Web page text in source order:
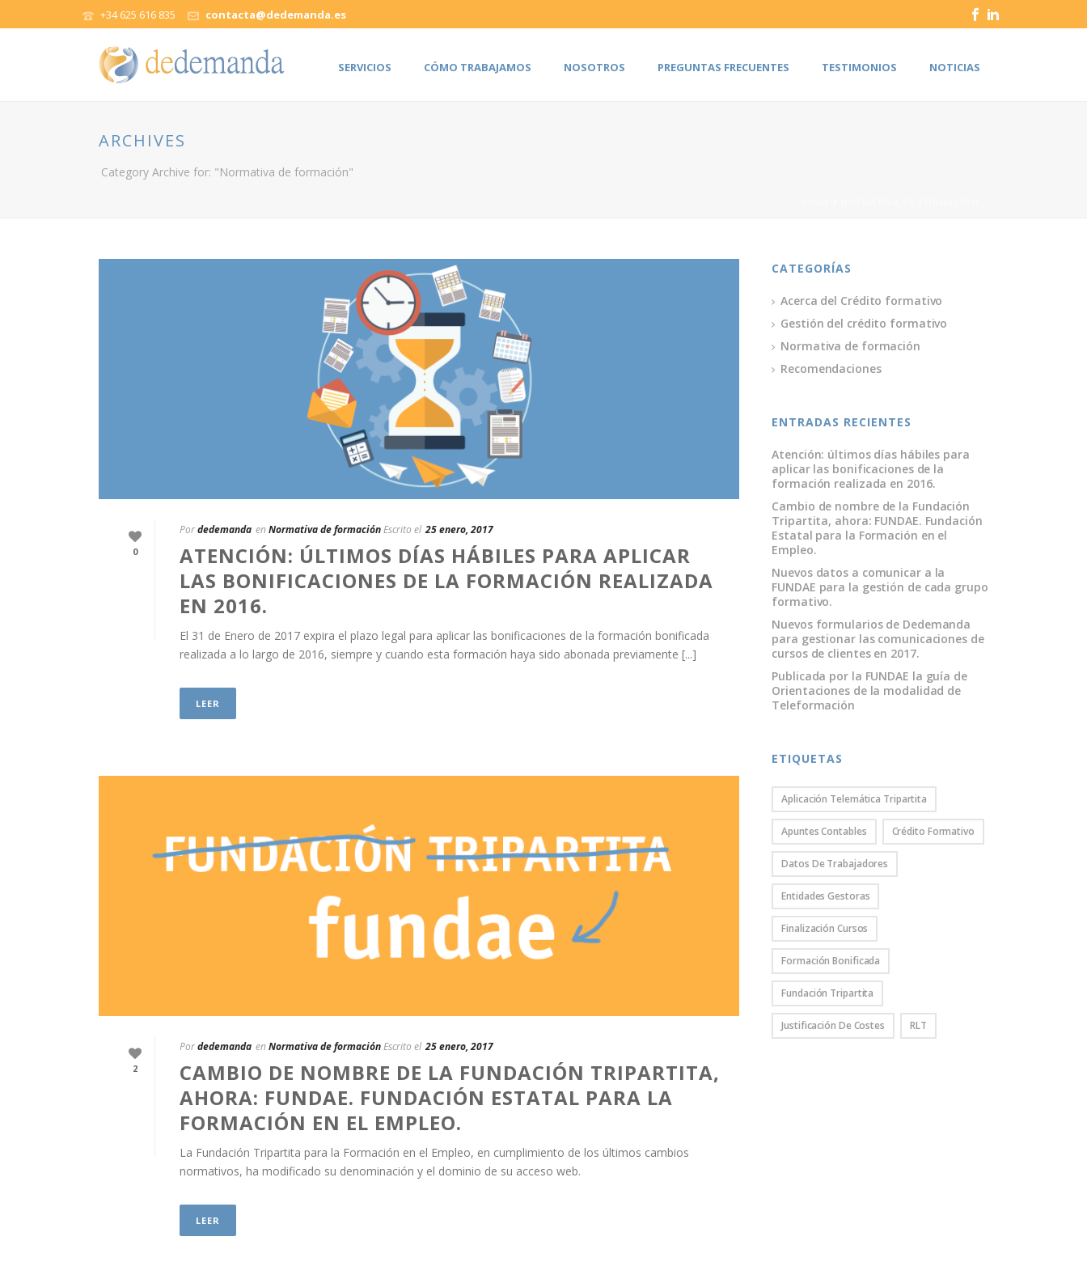
+34 625 616 835 contacta@dedemanda.es
SERVICIOS CÓMO TRABAJAMOS NOSOTROS PREGUNTAS FRECUENTES TESTIMONIOS NOTICIAS
ARCHIVES
Category Archive for: "Normativa de formación"
0
Pordedemanda en Normativa de formaciónEscrito el 25 enero, 2017
ATENCIÓN: ÚLTIMOS DÍAS HÁBILES PARA APLICAR
LAS BONIFICACIONES DE LA FORMACIÓN REALIZADA
EN 2016.
El 31 de Enero de 2017 expira el plazo legal para aplicar las bonificaciones de la formación bonificada
realizada a lo largo de 2016, siempre y cuando esta formación haya sido abonada previamente [...]
LEER
2
Pordedemanda en Normativa de formaciónEscrito el 25 enero, 2017
CAMBIO DE NOMBRE DE LA FUNDACIÓN TRIPARTITA,
AHORA: FUNDAE. FUNDACIÓN ESTATAL PARA LA
FORMACIÓN EN EL EMPLEO.
La Fundación Tripartita para la Formación en el Empleo, en cumplimiento de los últimos cambios
normativos, ha modificado su denominación y el dominio de su acceso web.
LEER
CATEGORÍAS
Acerca del Crédito formativo
Gestión del crédito formativo
Normativa de formación
Recomendaciones
ENTRADAS RECIENTES
Atención: últimos días hábiles para
aplicar las bonificaciones de la
formación realizada en 2016.
Cambio de nombre de la Fundación
Tripartita, ahora: FUNDAE. Fundación
Estatal para la Formación en el
Empleo.
Nuevos datos a comunicar a la
FUNDAE para la gestión de cada grupo
formativo.
Nuevos formularios de Dedemanda
para gestionar las comunicaciones de
cursos de clientes en 2017.
Publicada por la FUNDAE la guía de
Orientaciones de la modalidad de
Teleformación
ETIQUETAS
Aplicación Telemática Tripartita
Apuntes Contables Crédito Formativo
Datos De Trabajadores
Entidades Gestoras
Finalización Cursos
Formación Bonificada
Fundación Tripartita
Justificación De Costes RLT